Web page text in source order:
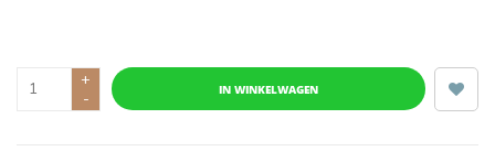
+
-
IN WINKELWAGEN